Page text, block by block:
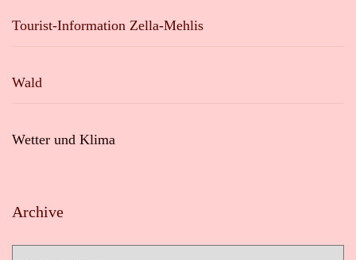
Tourist-Information Zella-Mehlis
Wald
Wetter und Klima
Archive